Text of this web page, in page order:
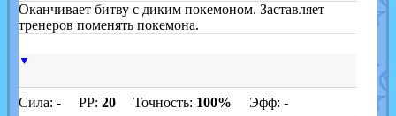
Оканчивает битву с диким покемоном. Заставляет
тренеров поменять покемона.
▼
Сила: -PP: 20Точность: 100% Эфф: -